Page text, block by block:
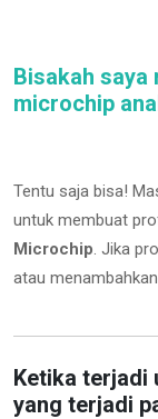
Bisakah saya
microchip
Tentu saja bisa!
untuk membuat
Microchip. Jika
atau
Ketika terjadi
yang terjadi